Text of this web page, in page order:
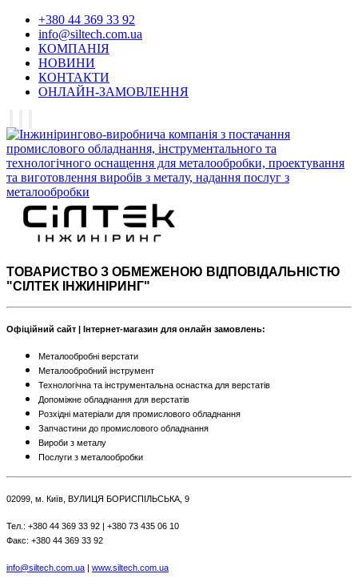
+380 44 369 33 92
info@siltech.com.ua
КОМПАНІЯ
НОВИНИ
КОНТАКТИ
ОНЛАЙН-ЗАМОВЛЕННЯ
ТОВАРИСТВО З ОБМЕЖЕНОЮ ВІДПОВІДАЛЬНІСТЮ
"СІЛТЕК ІНЖИНІРИНГ"
Офіційний сайт | Інтернет-магазин для онлайн замовлень:
Металообробні верстати
Металообробний інструмент
Технологічна та інструментальна оснастка для верстатів
Допоміжне обладнання для верстатів
Розхідні матеріали для промислового обладнання
Запчастини до промислового обладнання
Вироби з металу
Послуги з металообробки
02099, м. Київ, ВУЛИЦЯ БОРИСПІЛЬСЬКА, 9
Тел.: +380 44 369 33 92 | +380 73 435 06 10
Факс: +380 44 369 33 92
info@siltech.com.ua | www.siltech.com.ua